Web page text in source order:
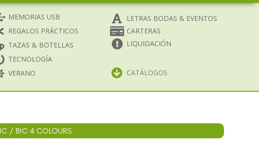
MEMORIAS USB
REGALOS PRÁCTICOS
TAZAS & BOTELLAS
TECNOLOGÍA
VERANO
LETRAS BODAS & EVENTOS
CARTERAS
LIQUIDACIÓN
CATÁLOGOS
/ BIC 4 COLOURS